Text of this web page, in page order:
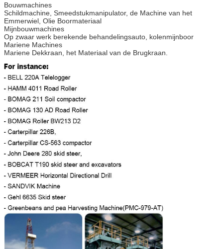
Maximum druk
(Mpa)
31.5
Maximum torsie
(N.m)
27050 33750 40600
(r/min)
Maximum macht
(kW)
veranderlijke verplaatsings prioritaire
omwenteling 135kw
Bouwmachines
Schildmachine, Smeedstukmanipulator, de Machine van het
Emmerwiel, Olie Boormateriaal
Mijnbouwmachines
Op zwaar werk berekende behandelingsauto, kolenmijnboor
Mariene Machines
Mariene Dekkraan, het Materiaal van de Brugkraan.